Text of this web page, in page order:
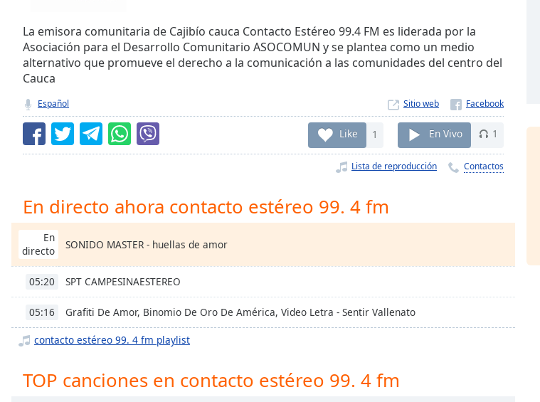
TypeLIVE
Seek to
live,
currently
behind
Remaining
Time-
Chapters
Chapters
Descriptions
descriptions
off,
selected
subtitles
La emisora comunitaria de Cajibío cauca Contacto Estéreo 99.4 FM es liderada por la
Asociación para el Desarrollo Comunitario ASOCOMUN y se plantea como un medio
alternativo que promueve el derecho a la comunicación a las comunidades del centro del
Cauca
Español Sitio web
Like 1 En Vivo 1
Lista de reproducción Contactos
En directo ahora contacto estéreo 99. 4 fm
En
directo
SONIDO MASTER - huellas de amor
05:20 SPT CAMPESINAESTEREO
05:16 Grafiti De Amor, Binomio De Oro De América, Video Letra - Sentir Vallenato
contacto estéreo 99. 4 fm playlist
TOP canciones en contacto estéreo 99. 4 fm